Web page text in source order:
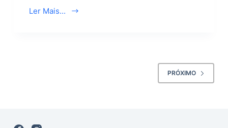
Ler Mais...
PRÓXIMO